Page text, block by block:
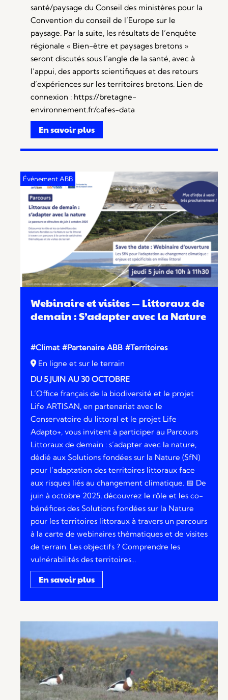
santé/paysage du Conseil des ministères pour la
Convention du conseil de l’Europe sur le
paysage. Par la suite, les résultats de l’enquête
régionale « Bien-être et paysages bretons »
seront discutés sous l’angle de la santé, avec à
l’appui, des apports scientifiques et des retours
d’expériences sur les territoires bretons. Lien de
connexion : https://bretagne-
environnement.fr/cafes-data
En savoir plus
Webinaire et visites — Littoraux de
demain : S’adapter avec la Nature
#Climat #Partenaire ABB #Territoires
En ligne et sur le terrain
DU 5 JUIN AU 30 OCTOBRE
L’Office français de la biodiversité et le projet
Life ARTISAN, en partenariat avec le
Conservatoire du littoral et le projet Life
Adapto+, vous invitent à participer au Parcours
Littoraux de demain : s’adapter avec la nature,
dédié aux Solutions fondées sur la Nature (SfN)
pour l’adaptation des territoires littoraux face
aux risques liés au changement climatique. 📅 De
juin à octobre 2025, découvrez le rôle et les co-
bénéfices des Solutions fondées sur la Nature
pour les territoires littoraux à travers un parcours
à la carte de webinaires thématiques et de visites
de terrain. Les objectifs ? Comprendre les
vulnérabilités des territoires…
En savoir plus